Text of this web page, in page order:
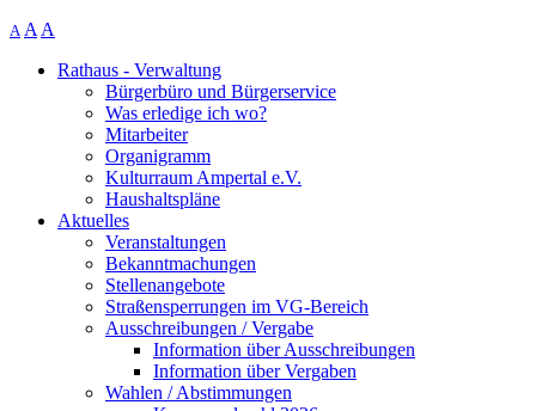
A A A
Rathaus - Verwaltung
Bürgerbüro und Bürgerservice
Was erledige ich wo?
Mitarbeiter
Organigramm
Kulturraum Ampertal e.V.
Haushaltspläne
Aktuelles
Veranstaltungen
Bekanntmachungen
Stellenangebote
Straßensperrungen im VG-Bereich
Ausschreibungen / Vergabe
Information über Ausschreibungen
Information über Vergaben
Wahlen / Abstimmungen